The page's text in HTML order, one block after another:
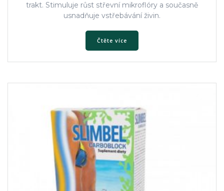
trakt. Stimuluje růst střevní mikroflóry a současně
usnadňuje vstřebávání živin.
Čtěte více